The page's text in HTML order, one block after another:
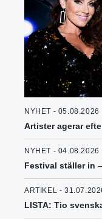
NYHET - 05.08.2026
Artister agerar
NYHET - 04.08.2026
Festival ställer in
ARTIKEL -
LISTA: Tio